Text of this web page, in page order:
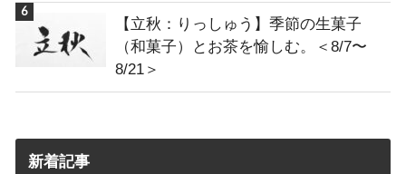
【立秋：りっしゅう】季節の生菓子
（和菓子）とお茶を愉しむ。＜8/7〜
8/21＞
新着記事